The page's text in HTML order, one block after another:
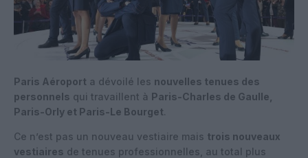
Paris Aéroport a dévoilé les nouvelles tenues des
personnels qui travaillent à Paris-Charles de Gaulle,
Paris-Orly et Paris-Le Bourget.
Ce n’est pas un nouveau vestiaire mais trois nouveaux
vestiaires de tenues professionnelles, au total plus